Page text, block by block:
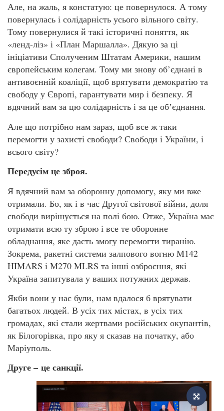
Але, на жаль, я констатую: це повернулося. А тому
повернулась і солідарність усього вільного світу.
Тому повернулися й такі історичні поняття, як
«ленд-ліз» і «План Маршалла». Дякую за ці
ініціативи Сполученим Штатам Америки, нашим
європейським колегам. Тому ми знову об’єднані в
антивоєнній коаліції, щоб врятувати демократію та
свободу у Європі, гарантувати мир і безпеку. Я
вдячний вам за цю солідарність і за це обʼєднання.
Але що потрібно нам зараз, щоб все ж таки
перемогти у захисті свободи? Свободи і України, і
всього світу?
Передусімце зброя.
Я вдячний вам за оборонну допомогу, яку ми вже
отримали. Бо, як і в час Другої світової війни, доля
свободи вирішується на полі бою. Отже, Україна має
отримати всю ту зброю і все те оборонне
обладнання, яке дасть змогу перемогти тиранію.
Зокрема, ракетні системи залпового вогню M142
HIMARS і М270 MLRS та інші озброєння, які
Україна запитувала у ваших потужних держав.
Якби вони у нас були, нам вдалося б врятувати
багатьох людей. В усіх тих містах, в усіх тих
громадах, які стали жертвами російських окупантів,
як Білогорівка, про яку я сказав на початку, або
Маріуполь.
Друге– це санкції.